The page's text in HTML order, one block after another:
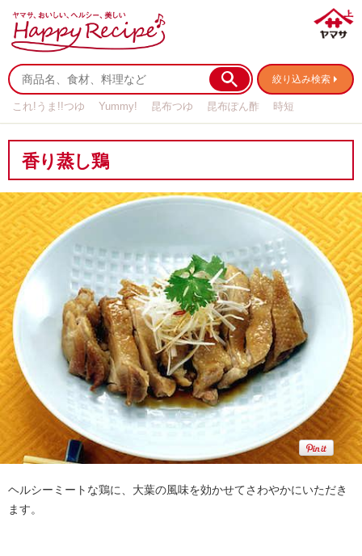
絞り込み検索
これ!うま!!つゆ Yummy! 昆布つゆ 昆布ぽん酢
時短
香り蒸し鶏
ヘルシーミートな鶏に、大葉の風味を効かせてさわやかにいただき
ます。